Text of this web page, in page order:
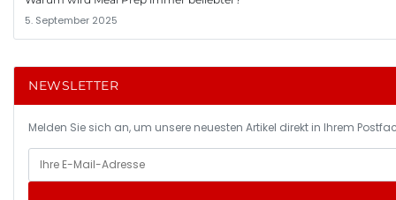
5. September 2025
NEWSLETTER
Melden Sie sich an, um unsere neuesten Artikel direkt in Ihrem